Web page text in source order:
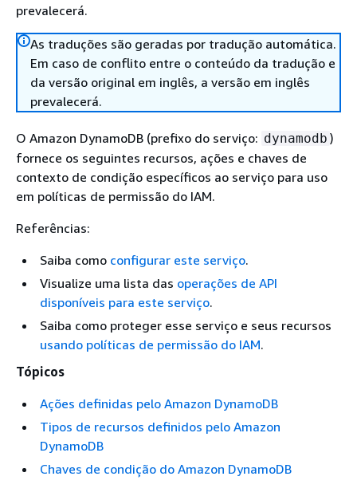
prevalecerá.
As traduções são geradas por tradução automática.
Em caso de conflito entre o conteúdo da tradução e
da versão original em inglês, a versão em inglês
prevalecerá.
O Amazon DynamoDB (prefixo do serviço: dynamodb )
fornece os seguintes recursos, ações e chaves de
contexto de condição específicos ao serviço para uso
em políticas de permissão do IAM.
Referências:
Saiba como configurar este serviço.
Visualize uma lista das operações de API
disponíveis para este serviço.
Saiba como proteger esse serviço e seus recursos
usando políticas de permissão do IAM.
Tópicos
Ações definidas pelo Amazon DynamoDB
Tipos de recursos definidos pelo Amazon
DynamoDB
Chaves de condição do Amazon DynamoDB